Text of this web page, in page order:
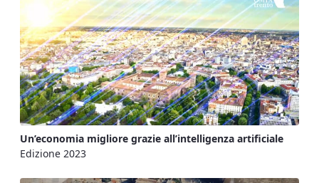
Un’economia migliore grazie all’intelligenza artificiale
Edizione 2023